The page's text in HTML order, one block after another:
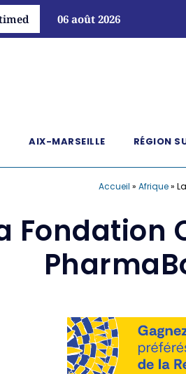
06 août 2026
AIX-MARSEILLE RÉGION
Accueil » Afrique»
Fondation